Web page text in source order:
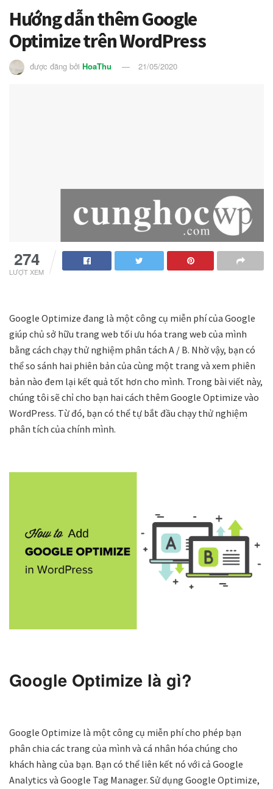
Hướng dẫn thêm Google
Optimize trên WordPress
được đăng bởi HoaThu 21/05/2020
147
LƯỢT XEM
Google Optimize đang là một công cụ miễn phí của Google
giúp chủ sở hữu trang web tối ưu hóa trang web của mình
bằng cách chạy thử nghiệm phân tách A / B. Nhờ vậy, bạn có
thể so sánh hai phiên bản của cùng một trang và xem phiên
bản nào đem lại kết quả tốt hơn cho mình. Trong bài viết này,
chúng tôi sẽ chỉ cho bạn hai cách thêm Google Optimize vào
WordPress. Từ đó, bạn có thể tự bắt đầu chạy thử nghiệm
phân tích của chính mình.
Google Optimize là gì?
Google Optimize là một công cụ miễn phí cho phép bạn
phân chia các trang của mình và cá nhân hóa chúng cho
khách hàng của bạn. Bạn có thể liên kết nó với cả Google
Analytics và Google Tag Manager. Sử dụng Google Optimize,